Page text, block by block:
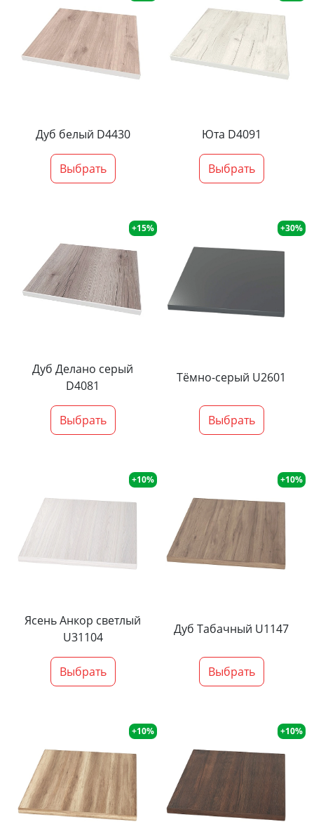
Дуб белый D4430
Выбрать
Юта D4091
Выбрать
+15%
Дуб Делано серый
D4081
Выбрать
+30%
Тёмно-серый U2601
Выбрать
+10%
Ясень Анкор светлый
U31104
Выбрать
+10%
Дуб Табачный U1147
Выбрать
+10% +10%